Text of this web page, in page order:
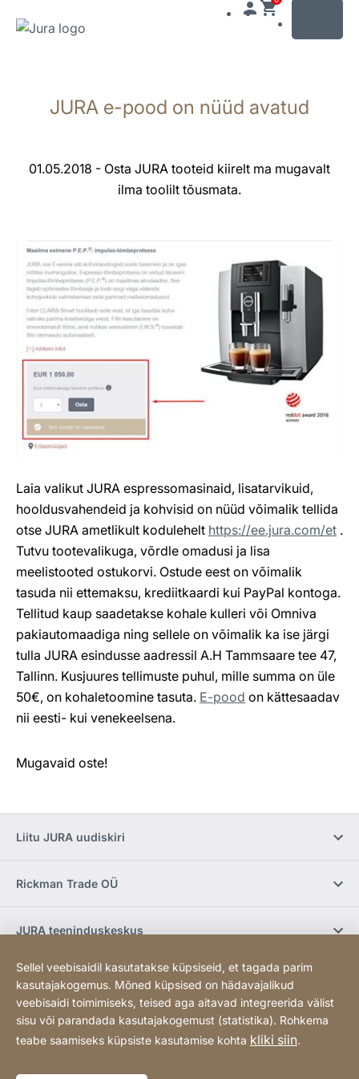
JURA e-pood on nüüd avatud
01.05.2018 - Osta JURA tooteid kiirelt ma mugavalt
ilma toolilt tõusmata.
Laia valikut JURA espressomasinaid, lisatarvikuid,
hooldusvahendeid ja kohvisid on nüüd võimalik tellida
otse JURA ametlikult kodulehelt https://ee.jura.com/et .
Tutvu tootevalikuga, võrdle omadusi ja lisa
meelistooted ostukorvi. Ostude eest on võimalik
tasuda nii ettemaksu, krediitkaardi kui PayPal kontoga.
Tellitud kaup saadetakse kohale kulleri või Omniva
pakiautomaadiga ning sellele on võimalik ka ise järgi
tulla JURA esindusse aadressil A.H Tammsaare tee 47,
Tallinn. Kusjuures tellimuste puhul, mille summa on üle
50€, on kohaletoomine tasuta. E-pood on kättesaadav
nii eesti- kui venekeelsena.
Mugavaid oste!
Liitu JURA uudiskiri
Rickman Trade OÜ
JURA teeninduskeskus
E-pood / Tingimused
Sotsiaalmeedia
Sisukaart
Sellel veebisaidil kasutatakse küpsiseid, et tagada parim
kasutajakogemus. Mõned küpsised on hädavajalikud
veebisaidi toimimiseks, teised aga aitavad integreerida välist
sisu või parandada kasutajakogemust (statistika). Rohkema
teabe saamiseks küpsiste kasutamise kohta kliki siin.